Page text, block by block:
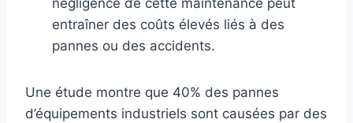
négligence de cette maintenance peut
entraîner des coûts élevés liés à des
pannes ou des accidents.
Une étude montre que 40% des pannes
d’équipements industriels sont causées par des